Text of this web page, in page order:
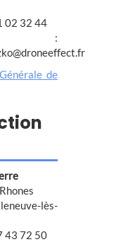
02 32 44
:
de
lès-
43 72 50